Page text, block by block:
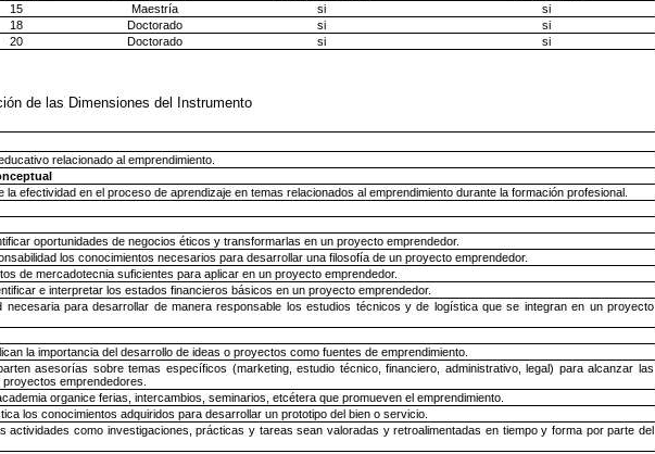
15 Maestría si
si
18 Doctorado si
si
20 Doctorado si si
de las Dimensiones del Instrumento
relacionado al emprendimiento.
la efectividad en el proceso de aprendizaje en temas relacionados al emprendimiento durante la formación profesional.
oportunidades de negocios éticos y transformarlas en un proyecto emprendedor.
los conocimientos necesarios para desarrollar una filosofía de un proyecto emprendedor.
de mercadotecnia suficientes para aplicar en un proyecto emprendedor.
e interpretar los estados financieros básicos en un proyecto emprendedor.
necesaria para desarrollar de manera responsable los estudios técnicos y de logística que se integran en un proyecto
la importancia del desarrollo de ideas o proyectos como fuentes de emprendimiento.
asesorías sobre temas específicos (marketing, estudio técnico, financiero, administrativo, legal) para alcanzar las
emprendedores.
organice ferias, intercambios, seminarios, etcétera que promueven el emprendimiento.
los conocimientos adquiridos para desarrollar un prototipo del bien o servicio.
actividades como investigaciones, prácticas y tareas sean valoradas y retroalimentadas en tiempo y forma por parte del